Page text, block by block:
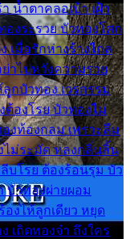
น้ำตาคลอเบ้า เฝ้า
งระรวย บัวทองโศก
เมื่อรักห่างร้างไกล
าไปหวังความรวย
กบัวทอง เวรกรรม
องโรย บัวทองไม่
งท้องกลม เพราะลืม
ไม่ระมัด หลงกลิ่นลิ้น
บโรย ต้องร้อนรุม บัว
วทองผ่ายผอม
งไห้ลูกเดียว หยุด
เถิดทองจ๋า ถึงใคร